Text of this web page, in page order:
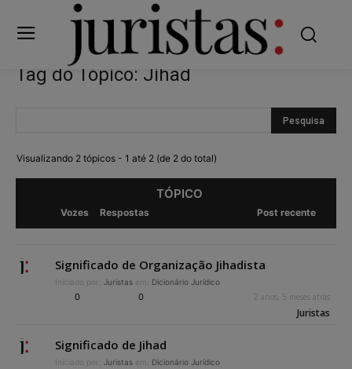
Tag do Tópico: Jihad
Visualizando 2 tópicos - 1 até 2 (de 2 do total)
TÓPICO
Vozes Respostas Post recente
Significado de Organização Jihadista
Iniciado por: Juristas em: Dicionário Jurídico
0 0 2 anos, 5 meses atrás
Juristas
Significado de Jihad
Iniciado por: Juristas em: Dicionário Jurídico